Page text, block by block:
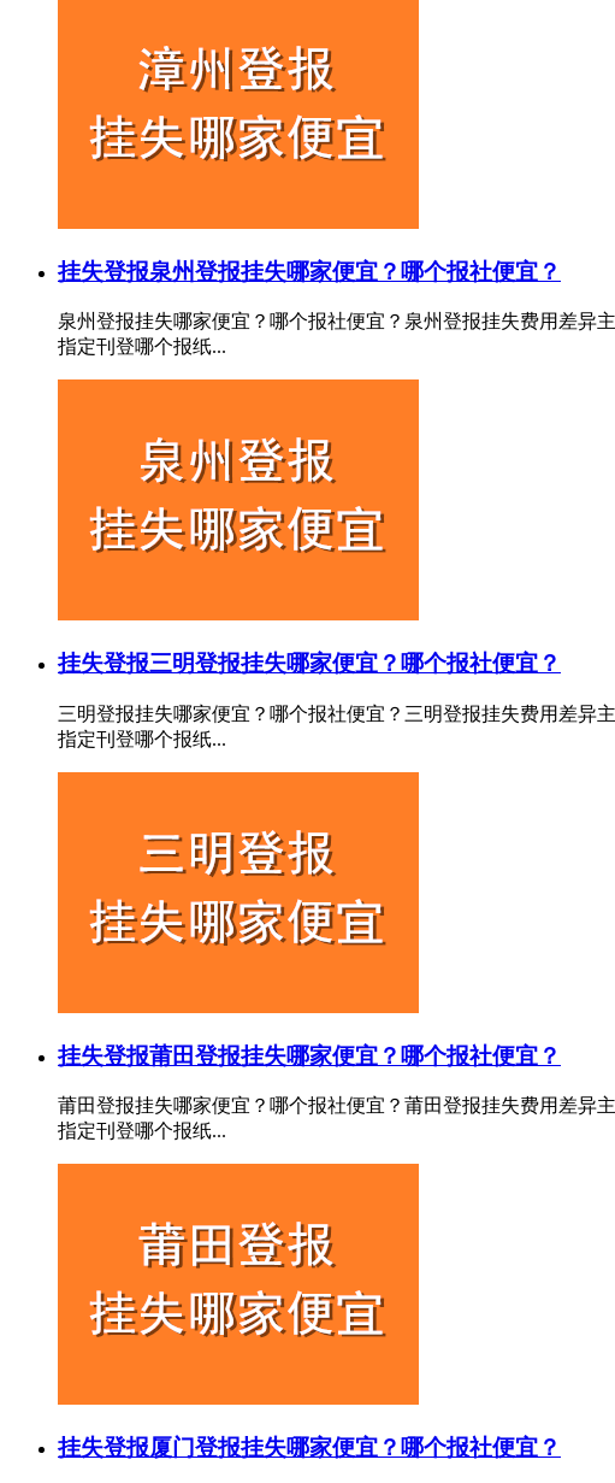
挂失登报泉州登报挂失哪家便宜？哪个报社便宜？
泉州登报挂失哪家便宜？哪个报社便宜？泉州登报挂失费用差异
指定刊登哪个报纸...
挂失登报三明登报挂失哪家便宜？哪个报社便宜？
三明登报挂失哪家便宜？哪个报社便宜？三明登报挂失费用差异
指定刊登哪个报纸...
挂失登报莆田登报挂失哪家便宜？哪个报社便宜？
莆田登报挂失哪家便宜？哪个报社便宜？莆田登报挂失费用差异
指定刊登哪个报纸...
挂失登报厦门登报挂失哪家便宜？哪个报社便宜？